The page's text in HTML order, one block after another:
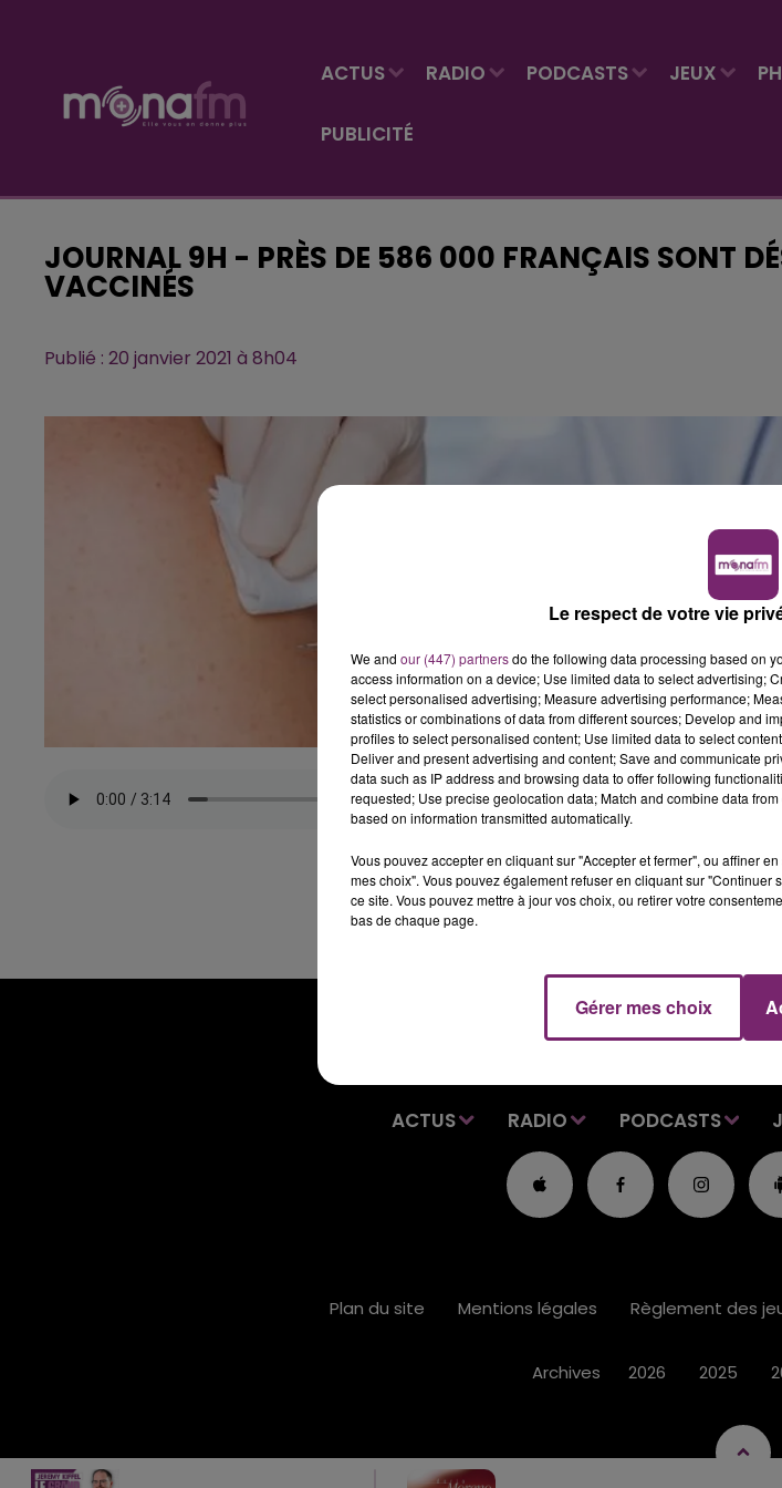
ACTUS RADIO PODCASTS JEUX
PUBLICITÉ
JOURNAL 9H - PRÈS DE 586 000 FRANÇAIS SONT
VACCINÉS
Publié : 20 janvier 2021 à 8h04
ACTUS RADIO PODCASTS
Plan du site Mentions légales Règlement des
Archives 2026 2025
Le respect de votre vie
We and our (447) partnersdo the following data processing based on
access information on a device; Use limited data to select advertising;
select personalised advertising; Measure advertising performance;
statistics or combinations of data from different sources; Develop and
profiles to select personalised content; Use limited data to select
Deliver and present advertising and content; Save and communicate
data such as IP address and browsing data to offer following
requested; Use precise geolocation data; Match and combine data
based on information transmitted automatically.
Vous pouvez accepter en cliquant sur "Accepter et fermer", ou affiner
mes choix". Vous pouvez également refuser en cliquant sur
ce site. Vous pouvez mettre à jour vos choix, ou retirer votre
bas de chaque page.
Gérer mes choix